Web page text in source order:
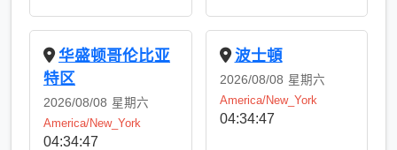
华盛顿哥伦比亚
特区
2026/08/08 星期六
America/New_York
04:34:47
波士頓
2026/08/08 星期六
America/New_York
04:34:47